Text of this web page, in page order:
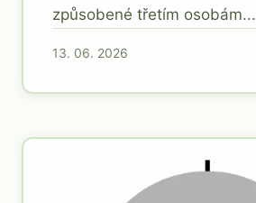
způsobené třetím osobám...
13. 06. 2026